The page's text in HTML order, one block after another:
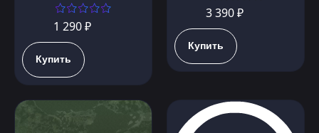
1 290 ₽
Купить
3 390 ₽
Купить